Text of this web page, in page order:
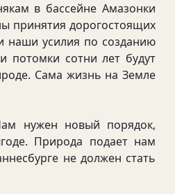
в бассейне Амазонки
принятия дорогостоящих
наши усилия по созданию
потомки сотни лет будут
Сама жизнь на Земле
нужен новый порядок,
Природа подает нам
не должен стать